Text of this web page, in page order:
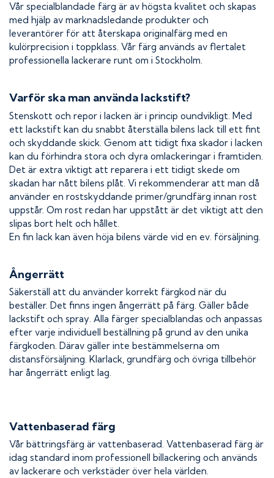
Vår specialblandade färg är av högsta kvalitet och skapas
med hjälp av marknadsledande produkter och
leverantörer för att återskapa originalfärg med en
kulörprecision i toppklass. Vår färg används av flertalet
professionella lackerare runt om i Stockholm.
Varför ska man använda lackstift?
Stenskott och repor i lacken är i princip oundvikligt. Med
ett lackstift kan du snabbt återställa bilens lack till ett fint
och skyddande skick. Genom att tidigt fixa skador i lacken
kan du förhindra stora och dyra omlackeringar i framtiden.
Det är extra viktigt att reparera i ett tidigt skede om
skadan har nått bilens plåt. Vi rekommenderar att man då
använder en rostskyddande primer/grundfärg innan rost
uppstår. Om rost redan har uppstått är det viktigt att den
slipas bort helt och hållet.
En fin lack kan även höja bilens värde vid en ev. försäljning.
Ångerrätt
Säkerställ att du använder korrekt färgkod när du
beställer. Det finns ingen ångerrätt på färg. Gäller både
lackstift och spray. Alla färger specialblandas och anpassas
efter varje individuell beställning på grund av den unika
färgkoden. Därav gäller inte bestämmelserna om
distansförsäljning. Klarlack, grundfärg och övriga tillbehör
har ångerrätt enligt lag.
Vattenbaserad färg
Vår bättringsfärg är vattenbaserad. Vattenbaserad färg är
idag standard inom professionell billackering och används
av lackerare och verkstäder över hela världen.